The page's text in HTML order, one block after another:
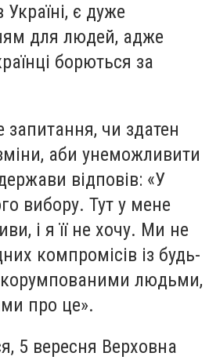
є дуже
для людей, адже
борються за
чи здатен
аби унеможливити
відповів: «У
вибору. Тут у мене
і я її не хочу. Ми не
компромісів із будь-
людьми,
про це».
5 вересня Верховна